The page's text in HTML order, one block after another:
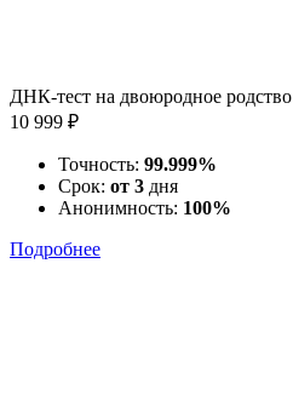
ДНК-тест на двоюродное родство
10 999 ₽
Точность: 99.999%
Срок: от 3 дня
Анонимность: 100%
Подробнее